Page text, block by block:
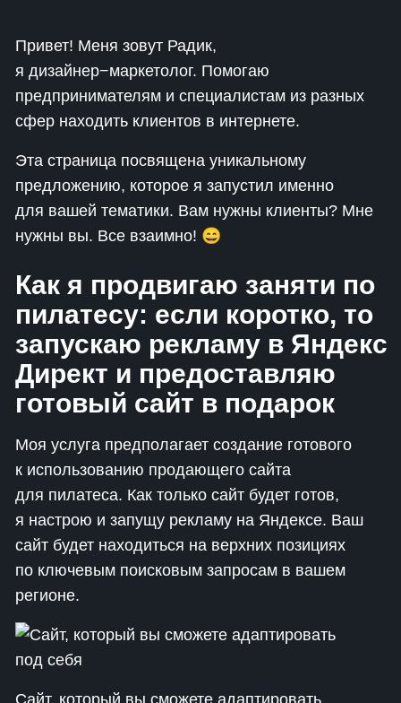
Привет! Меня зовут Радик,
я дизайнер−маркетолог. Помогаю
предпринимателям и специалистам из разных
сфер находить клиентов в интернете.
Эта страница посвящена уникальному
предложению, которое я запустил именно
для вашей тематики. Вам нужны клиенты? Мне
нужны вы. Все взаимно! 😄
Как я продвигаю заняти по
пилатесу: если коротко, то
запускаю рекламу в Яндекс
Директ и предоставляю
готовый сайт в подарок
Моя услуга предполагает создание готового
к использованию продающего сайта
для пилатеса. Как только сайт будет готов,
я настрою и запущу рекламу на Яндексе. Ваш
сайт будет находиться на верхних позициях
по ключевым поисковым запросам в вашем
регионе.
Сайт, который вы сможете адаптировать